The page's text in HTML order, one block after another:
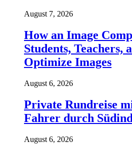
August 7, 2026
How an Image
Students, Teachers,
Optimize Images
August 6, 2026
Private Rundreise
Fahrer durch
August 6, 2026